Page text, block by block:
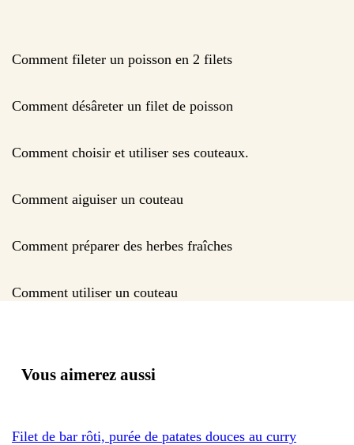
Comment fileter un poisson en 2 filets
Comment désâreter un filet de poisson
Comment choisir et utiliser ses couteaux.
Comment aiguiser un couteau
Comment préparer des herbes fraîches
Comment utiliser un couteau
Vous aimerez aussi
Filet de bar rôti, purée de patates douces au curry